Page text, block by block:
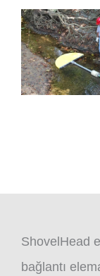
ShovelHead
bağlantı